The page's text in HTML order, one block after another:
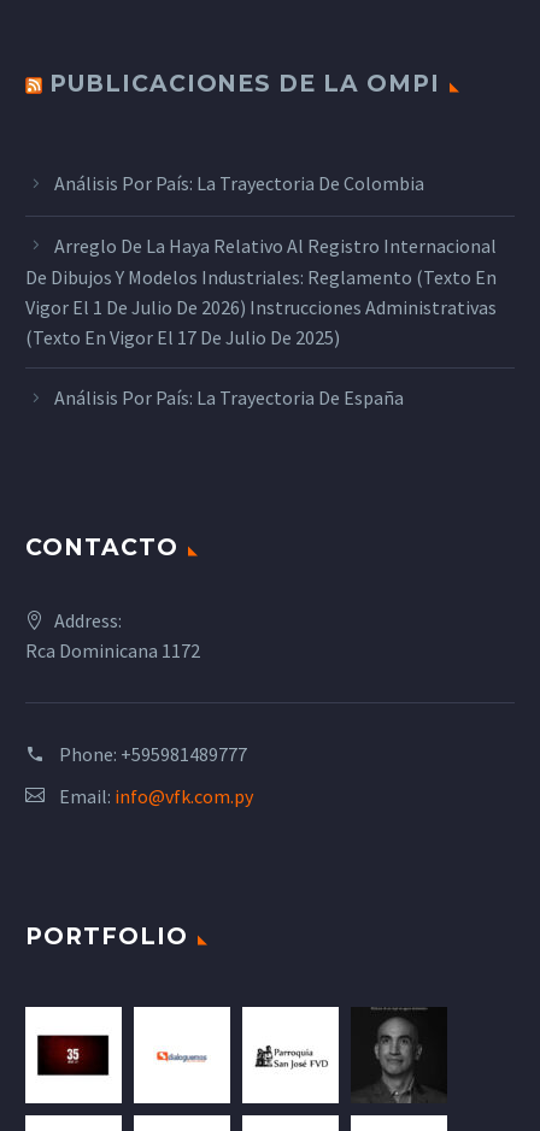
PUBLICACIONES DE LA OMPI
Análisis Por País: La Trayectoria De Colombia
Arreglo De La Haya Relativo Al Registro Internacional
De Dibujos Y Modelos Industriales: Reglamento (texto En
Vigor El 1 De Julio De 2026) Instrucciones Administrativas
(texto En Vigor El 17 De Julio De 2025)
Análisis Por País: La Trayectoria De España
CONTACTO
Address:
Rca Dominicana 1172
Phone: +595981489777
Email: info@vfk.com.py
PORTFOLIO